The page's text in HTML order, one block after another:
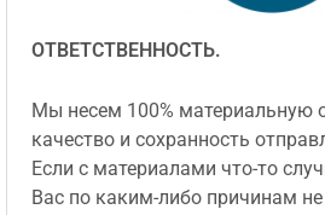
ОТВЕТСТВЕННОСТЬ.
Мы несем 100% материальную
качество и сохранность
Если с материалами что-то
Вас по каким-либо причинам не